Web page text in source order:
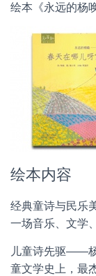
绘本《永远的杨
绘本内容
经典童诗与民乐
一场音乐、文学
儿童诗先驱——
童文学史上，最